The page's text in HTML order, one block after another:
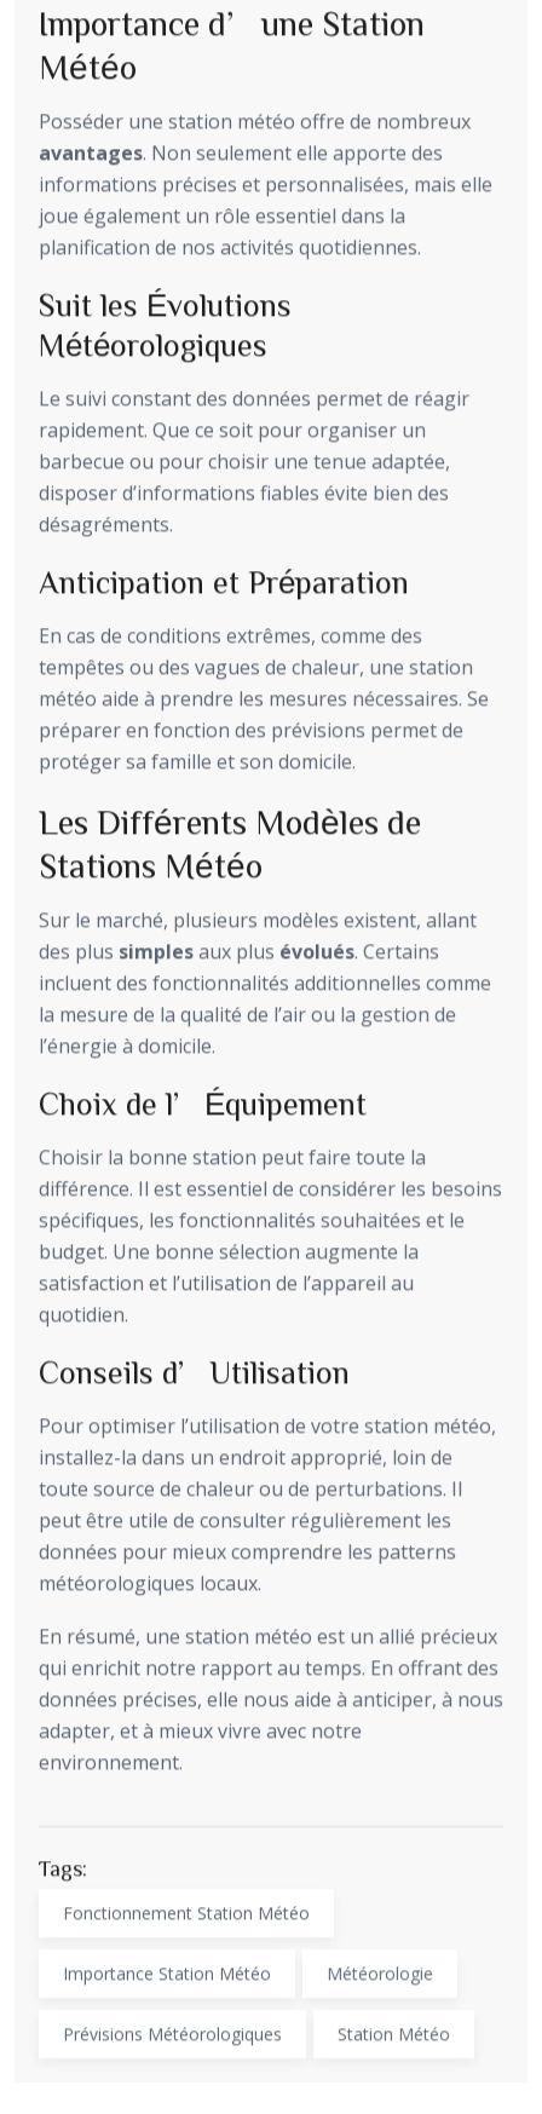
Importance d’une Station
Météo
Posséder une station météo offre de nombreux
avantages. Non seulement elle apporte des
informations précises et personnalisées, mais elle
joue également un rôle essentiel dans la
planification de nos activités quotidiennes.
Suit les Évolutions
Météorologiques
Le suivi constant des données permet de réagir
rapidement. Que ce soit pour organiser un
barbecue ou pour choisir une tenue adaptée,
disposer d’informations fiables évite bien des
désagréments.
Anticipation et Préparation
En cas de conditions extrêmes, comme des
tempêtes ou des vagues de chaleur, une station
météo aide à prendre les mesures nécessaires. Se
préparer en fonction des prévisions permet de
protéger sa famille et son domicile.
Les Différents Modèles de
Stations Météo
Sur le marché, plusieurs modèles existent, allant
des plus simplesaux plus évolués. Certains
incluent des fonctionnalités additionnelles comme
la mesure de la qualité de l’air ou la gestion de
l’énergie à domicile.
Choix de l’Équipement
Choisir la bonne station peut faire toute la
différence. Il est essentiel de considérer les besoins
spécifiques, les fonctionnalités souhaitées et le
budget. Une bonne sélection augmente la
satisfaction et l’utilisation de l’appareil au
quotidien.
Conseils d’Utilisation
Pour optimiser l’utilisation de votre station météo,
installez-la dans un endroit approprié, loin de
toute source de chaleur ou de perturbations. Il
peut être utile de consulter régulièrement les
données pour mieux comprendre les patterns
météorologiques locaux.
En résumé, une station météo est un allié précieux
qui enrichit notre rapport au temps. En offrant des
données précises, elle nous aide à anticiper, à nous
adapter, et à mieux vivre avec notre
environnement.
Tags:
Fonctionnement Station Météo
Importance Station Météo Météorologie
Prévisions Météorologiques Station Météo